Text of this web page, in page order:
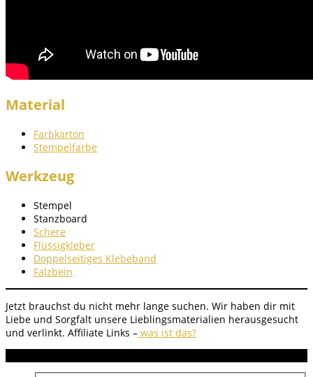
Material
Farbkarton
Stempelfarbe
Werkzeug
Stempel
Stanzboard
Schere
Flüssigkleber
Doppelseitiges Klebeband
Falzbein
Jetzt brauchst du nicht mehr lange suchen. Wir haben dir mit
Liebe und Sorgfalt unsere Lieblingsmaterialien herausgesucht
und verlinkt. Affiliate Links – was ist das?